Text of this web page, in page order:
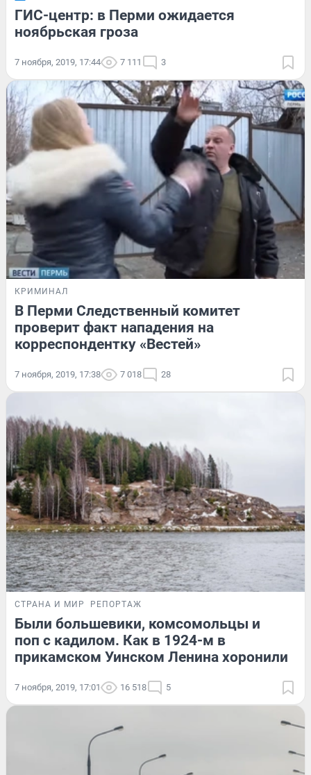
ГИС-центр: в Перми ожидается
ноябрьская гроза
7 ноября, 2019, 17:44 7 111 3
КРИМИНАЛ
В Перми Следственный комитет
проверит факт нападения на
корреспондентку «Вестей»
7 ноября, 2019, 17:38 7 018 28
СТРАНА И МИР РЕПОРТАЖ
Были большевики, комсомольцы и
поп с кадилом. Как в 1924-м в
прикамском Уинском Ленина хоронили
7 ноября, 2019, 17:01 16 518 5